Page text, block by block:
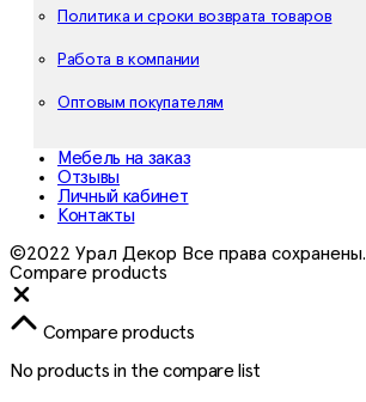
Политика и сроки возврата товаров
Работа в компании
Оптовым покупателям
Мебель на заказ
Отзывы
Личный кабинет
Контакты
©2022 Урал Декор Все права сохранены.
Compare products
Compare products
No products in the compare list